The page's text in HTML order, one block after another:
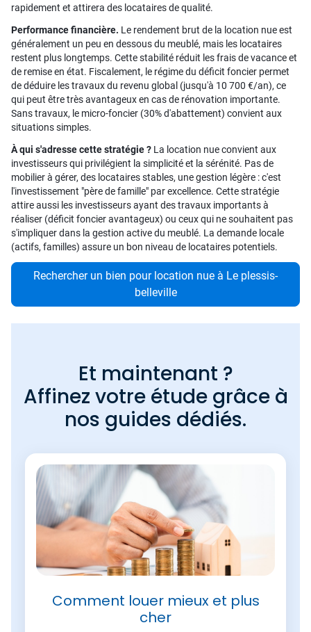
rapidement et attirera des locataires de qualité.
Performance financière. Le rendement brut de la location nue est
généralement un peu en dessous du meublé, mais les locataires
restent plus longtemps. Cette stabilité réduit les frais de vacance et
de remise en état. Fiscalement, le régime du déficit foncier permet
de déduire les travaux du revenu global (jusqu'à 10 700 €/an), ce
qui peut être très avantageux en cas de rénovation importante.
Sans travaux, le micro-foncier (30% d'abattement) convient aux
situations simples.
À qui s'adresse cette stratégie ? La location nue convient aux
investisseurs qui privilégient la simplicité et la sérénité. Pas de
mobilier à gérer, des locataires stables, une gestion légère : c'est
l'investissement "père de famille" par excellence. Cette stratégie
attire aussi les investisseurs ayant des travaux importants à
réaliser (déficit foncier avantageux) ou ceux qui ne souhaitent pas
s'impliquer dans la gestion active du meublé. La demande locale
(actifs, familles) assure un bon niveau de locataires potentiels.
Rechercher un bien pour location nue à Le plessis-
belleville
Et maintenant ?
Affinez votre étude grâce à
nos guides dédiés.
Comment louer mieux et plus
cher